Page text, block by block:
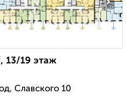
13/19 этаж
Славского 10